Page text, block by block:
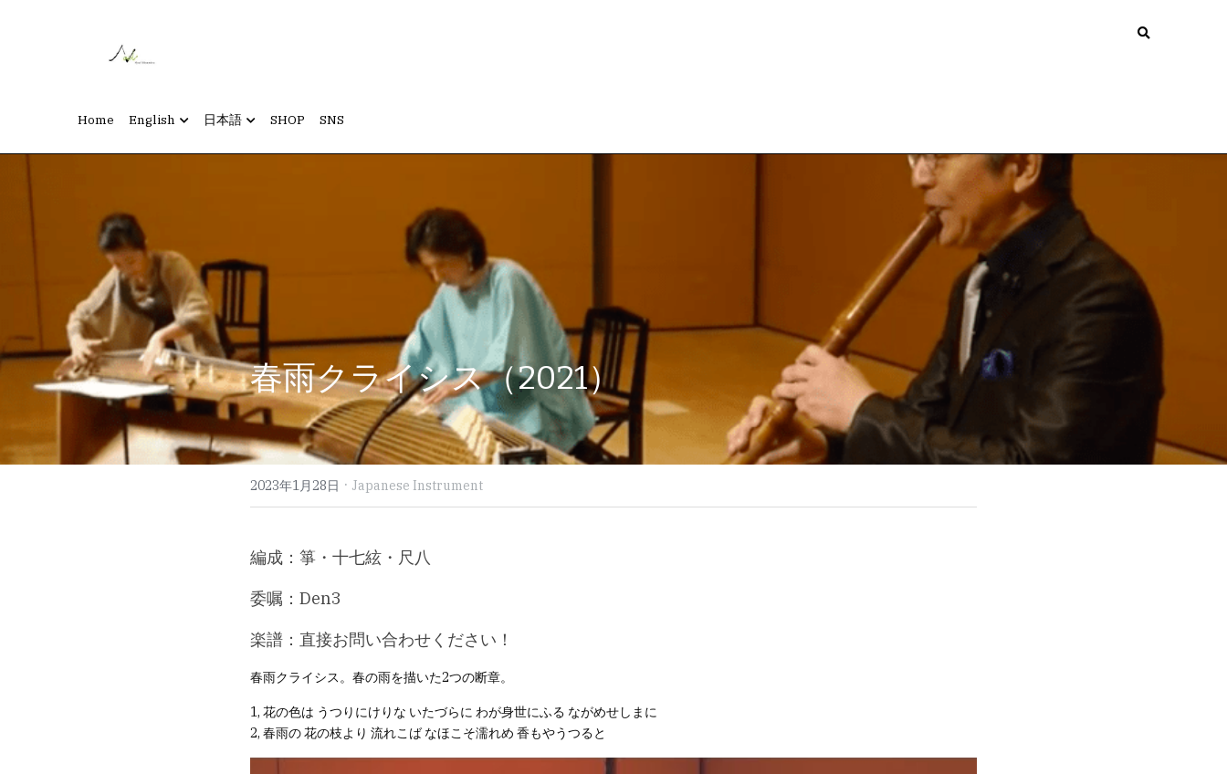
Home English 日本語 SHOP SNS
春雨クライシス（2021）
2023年1月28日 · Japanese Instrument
編成：箏・十七絃・尺八
委嘱：Den3
楽譜：直接お問い合わせください！
春雨クライシス。春の雨を描いた2つの断章。
1, 花の色は うつりにけりな いたづらに わが身世にふる ながめせしまに
2, 春雨の 花の枝より 流れこば なほこそ濡れめ 香もやうつると